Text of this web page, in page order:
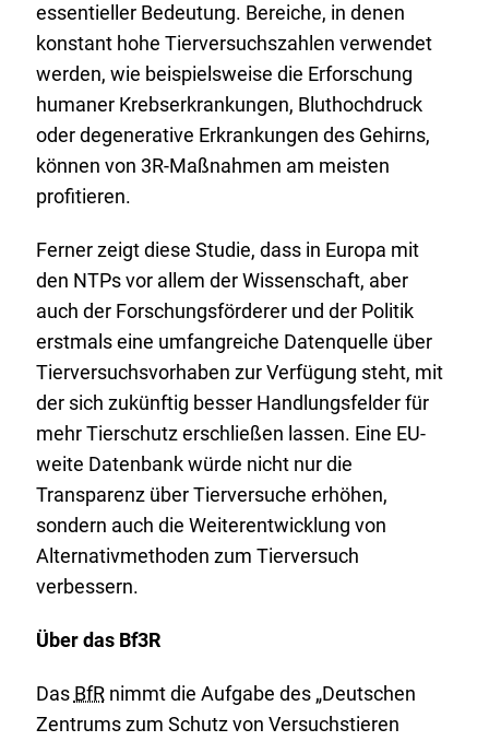
essentieller Bedeutung. Bereiche, in denen
konstant hohe Tierversuchszahlen verwendet
werden, wie beispielsweise die Erforschung
humaner Krebserkrankungen, Bluthochdruck
oder degenerative Erkrankungen des Gehirns,
können von 3R-Maßnahmen am meisten
profitieren.
Ferner zeigt diese Studie, dass in Europa mit
den NTPs vor allem der Wissenschaft, aber
auch der Forschungsförderer und der Politik
erstmals eine umfangreiche Datenquelle über
Tierversuchsvorhaben zur Verfügung steht, mit
der sich zukünftig besser Handlungsfelder für
mehr Tierschutz erschließen lassen. Eine EU-
weite Datenbank würde nicht nur die
Transparenz über Tierversuche erhöhen,
sondern auch die Weiterentwicklung von
Alternativmethoden zum Tierversuch
verbessern.
Über das Bf3R
Das BfRnimmt die Aufgabe des „Deutschen
Zentrums zum Schutz von Versuchstieren